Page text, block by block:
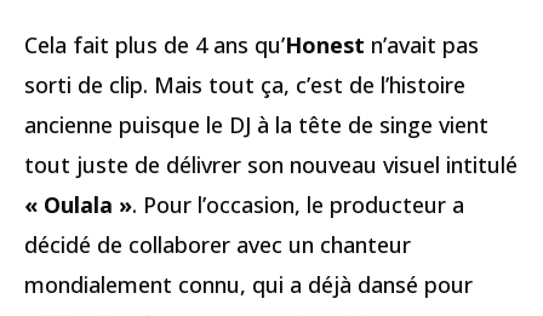
Cela fait plus de 4 ans qu’Honest n’avait pas
sorti de clip. Mais tout ça, c’est de l’histoire
ancienne puisque le DJ à la tête de singe vient
tout juste de délivrer son nouveau visuel intitulé
« Oulala ». Pour l’occasion, le producteur a
décidé de collaborer avec un chanteur
mondialement connu, qui a déjà dansé pour